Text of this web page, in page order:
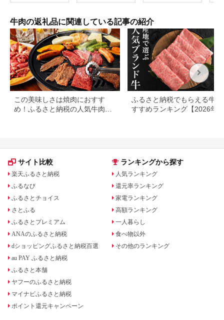
肉 高級 人気 おすすめ
日本三大和牛 松阪 松
坂牛 松坂 モモ ビーフ
シチュー カレー 霜降
り 三重県 多気町 SS-
32
牛肉の返礼品に関連している記事の紹介
この美味しさは焼肉におすす
め！ふるさと納税の人気牛肉還
ふるさと納税でもらえる牛肉
すすめランキング【2026年
サイト比較
楽天ふるさと納税
ふるなび
ふるさとチョイス
さとふる
ふるさとプレミアム
ANAのふるさと納税
dショッピングふるさと納税百選
au PAY ふるさと納税
ふるさと本舗
ヤフーのふるさと納税
マイナビふるさと納税
ポイント還元キャンペーン
ランキングから探す
人気ランキング
還元率ランキング
家電ランキング
高額ランキング
一人暮らし
食べ物以外
その他のランキング